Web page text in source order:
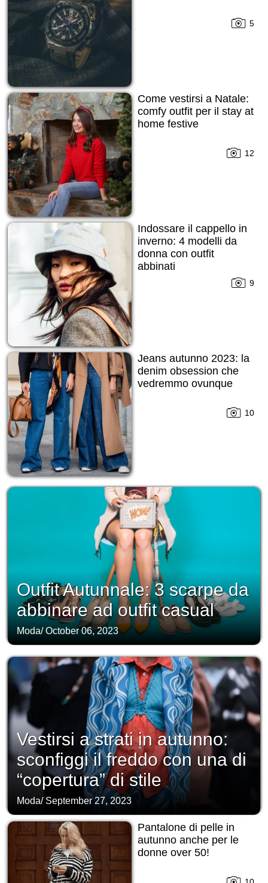
5
Come vestirsi a Natale:
comfy outfit per il stay at
home festive
12
Indossare il cappello in
inverno: 4 modelli da
donna con outfit
abbinati
9
Jeans autunno 2023: la
denim obsession che
vedremmo ovunque
10
Outfit Autunnale: 3 scarpe da
abbinare ad outfit casual
Moda/October 06, 2023
Vestirsi a strati in autunno:
sconfiggi il freddo con una di
“copertura” di stile
Moda/ September 27, 2023
Pantalone di pelle in
autunno anche per le
donne over 50!